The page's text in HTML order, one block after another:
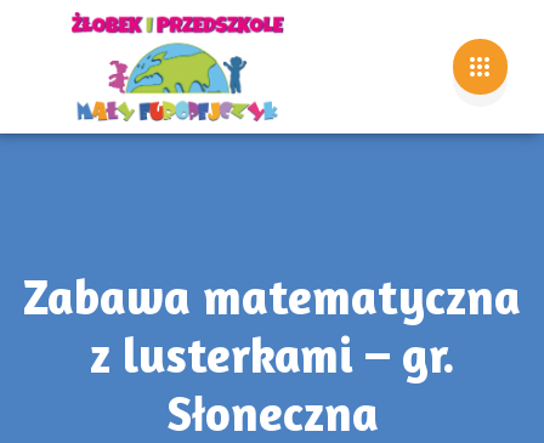
Zabawa matematyczna
z lusterkami – gr.
Słoneczna